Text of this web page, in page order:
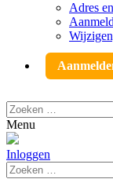
Adres
Zoeken
naar:
Menu
Inloggen
Zoeken
naar: